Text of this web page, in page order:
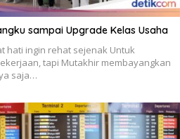
sampai Upgrade Kelas Usaha
hati ingin rehat sejenak Untuk
tapi Mutakhir membayangkan
saja…